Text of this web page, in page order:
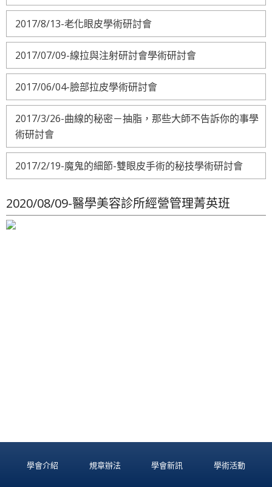
2017/8/13-老化眼皮學術研討會
2017/07/09-線拉與注射研討會學術研討會
2017/06/04-臉部拉皮學術研討會
2017/3/26-曲線的秘密－抽脂，那些大師不告訴你的事學
術研討會
2017/2/19-魔鬼的細節-雙眼皮手術的秘技學術研討會
2020/08/09-醫學美容診所經營管理菁英班
學會介紹 規章辦法 學會新訊 學術活動